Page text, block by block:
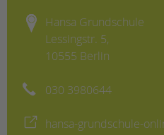
KARRIERE
Stellenangebote
NEWS/BLOG
unkuerzbar
Hansa Grundschule
Lessingstr. 5,
10555 Berlin
030 3980644
hansa-grundschule-